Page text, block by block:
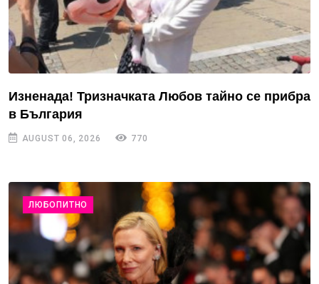
Изненада! Тризначката Любов тайно се прибра
в България
AUGUST 06, 2026 770
ЛЮБОПИТНО